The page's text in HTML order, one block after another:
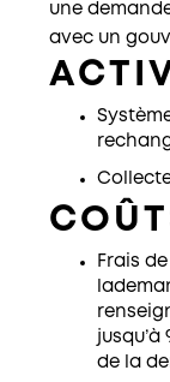
une
avec un
Frais
de la